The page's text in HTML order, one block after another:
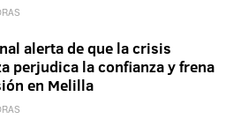
alerta de que la crisis
perjudica la confianza y frena
en Melilla